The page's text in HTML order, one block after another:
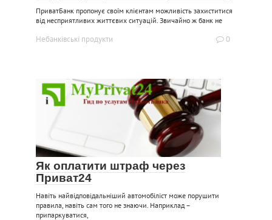
ПриватБанк пропонує своїм клієнтам можливість захиститися
від несприятливих життєвих ситуацій. Звичайно ж банк не
Небанківські продукти 0
Як оплатити штраф через
Приват24
Навіть найвідповідальніший автомобіліст може порушити
правила, навіть сам того не знаючи. Наприклад –
припаркуватися,